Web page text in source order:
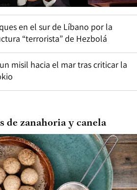
en el sur de Líbano por la
“terrorista” de Hezbolá
misil hacia el mar tras criticar la
de zanahoria y canela